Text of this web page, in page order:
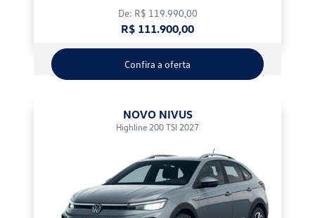
De: R$ 119.990,00
R$ 111.900,00
Confira a oferta
NOVO NIVUS
Highline 200 TSI 2027